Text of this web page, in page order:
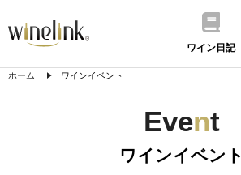
ワイン日記
ホーム ワインイベント
Event
ワインイベント